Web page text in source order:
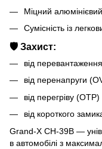
Міцний
Сумісність із
🛡 Захист:
від
від перенапруги
від перегріву (OTP)
від короткого
Grand-X CH-39B —
в автомобілі з